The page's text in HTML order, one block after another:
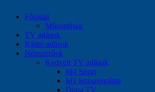
Főoldal
Műsorújság
TV adások
Rádió adások
Népszerűek
Kedvelt TV adások
M4 Sport
M1 közszolgálati
Duna TV